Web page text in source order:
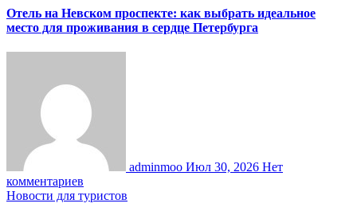
Отель на Невском проспекте: как выбрать идеальное
место для проживания в сердце Петербурга
adminmoo Июл 30, 2026 Нет
комментариев
Новости для туристов